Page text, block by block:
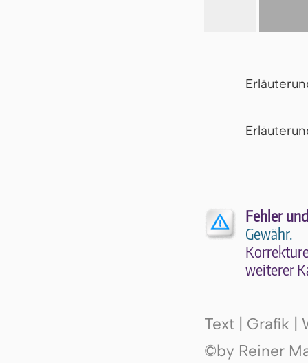
Fehler
Gewähr.
wei­te­rer
Text | Grafik |
©by Reiner